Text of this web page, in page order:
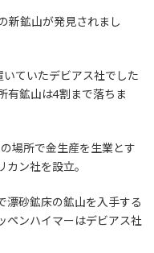
新鉱山が発見されまし
ていたデビアス社でした
有鉱山は4割まで落ちま
場所で金生産を生業とす
ン社を設立。
漂砂鉱床の鉱山を入手する
ペンハイマーはデビアス社